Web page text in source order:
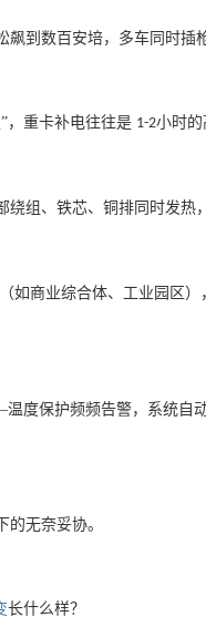
到数百安培，多车同时插
，重卡补电往往是 1-2小时的
组、铁芯、铜排同时发热
如商业综合体、工业园区
度保护频频告警，系统自
无奈妥协。
长什么样？